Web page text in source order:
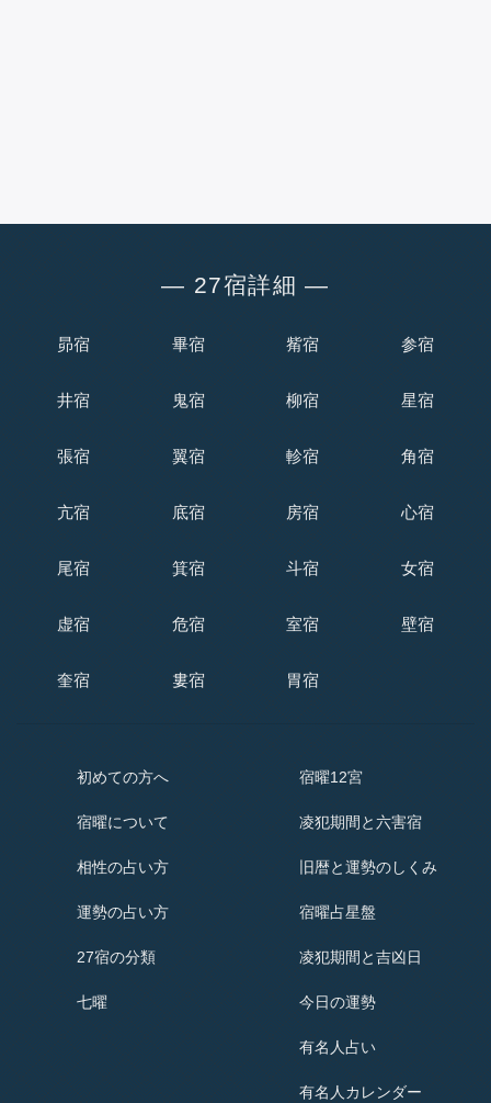
― 27宿詳細 ―
昴宿 畢宿 觜宿 参宿
井宿 鬼宿 柳宿 星宿
張宿 翼宿 軫宿 角宿
亢宿 底宿 房宿 心宿
尾宿 箕宿 斗宿 女宿
虚宿 危宿 室宿 壁宿
奎宿 婁宿 胃宿
初めての方へ
宿曜について
相性の占い方
運勢の占い方
27宿の分類
七曜
宿曜12宮
凌犯期間と六害宿
旧暦と運勢のしくみ
宿曜占星盤
凌犯期間と吉凶日
今日の運勢
有名人占い
有名人カレンダー